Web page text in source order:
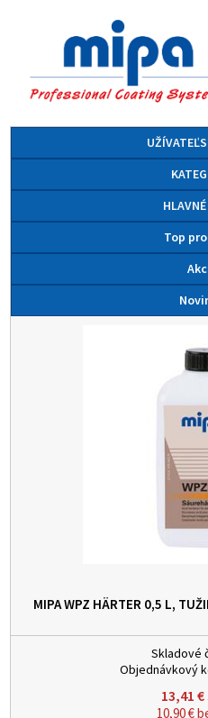
Top
MIPA WPZ HÄRTER 0,5 L,
Skladové
Objednávkový
13,41 €
10,90€